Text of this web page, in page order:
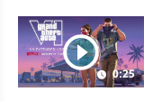
0:25